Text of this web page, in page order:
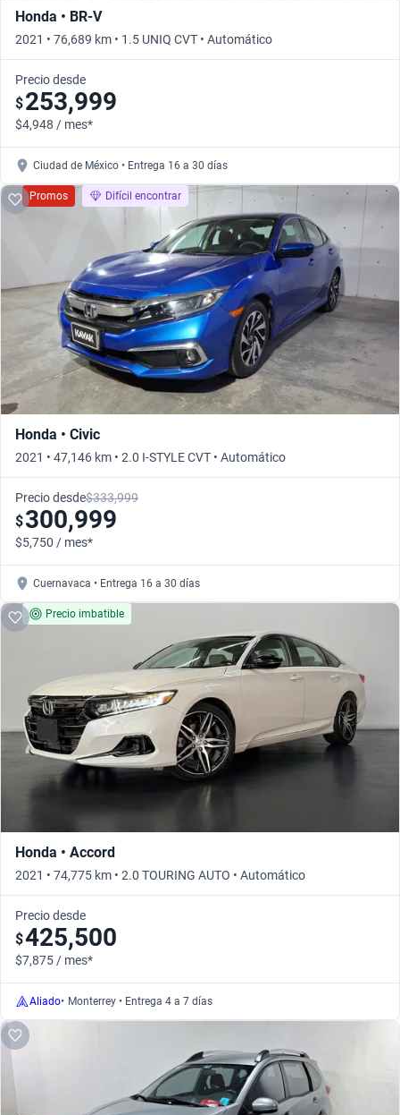
Honda • BR-V
2021 • 76,689 km • 1.5 UNIQ CVT • Automático
Precio desde
$253,999
$4,948 / mes*
Ciudad de México • Entrega 16 a 30 días
Promos Difícil encontrar
Honda • Civic
2021 • 47,146 km • 2.0 I-STYLE CVT • Automático
Precio desde$333,999
$300,999
$5,750 / mes*
Cuernavaca • Entrega 16 a 30 días
Precio imbatible
Honda • Accord
2021 • 74,775 km • 2.0 TOURING AUTO • Automático
Precio desde
$425,500
$7,875 / mes*
Aliado• Monterrey • Entrega 4 a 7 días